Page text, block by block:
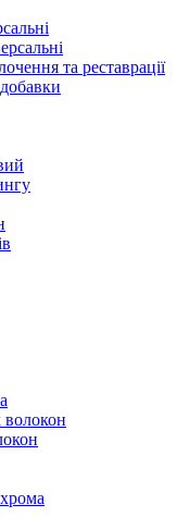
та реставрації